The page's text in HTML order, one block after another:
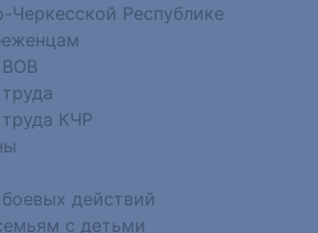
Черкесской Республике
ВОВ
КЧР
действий
с детьми